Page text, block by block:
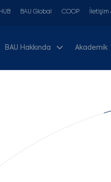
BAU Global COOP İletişim
BAU Hakkında Akademik